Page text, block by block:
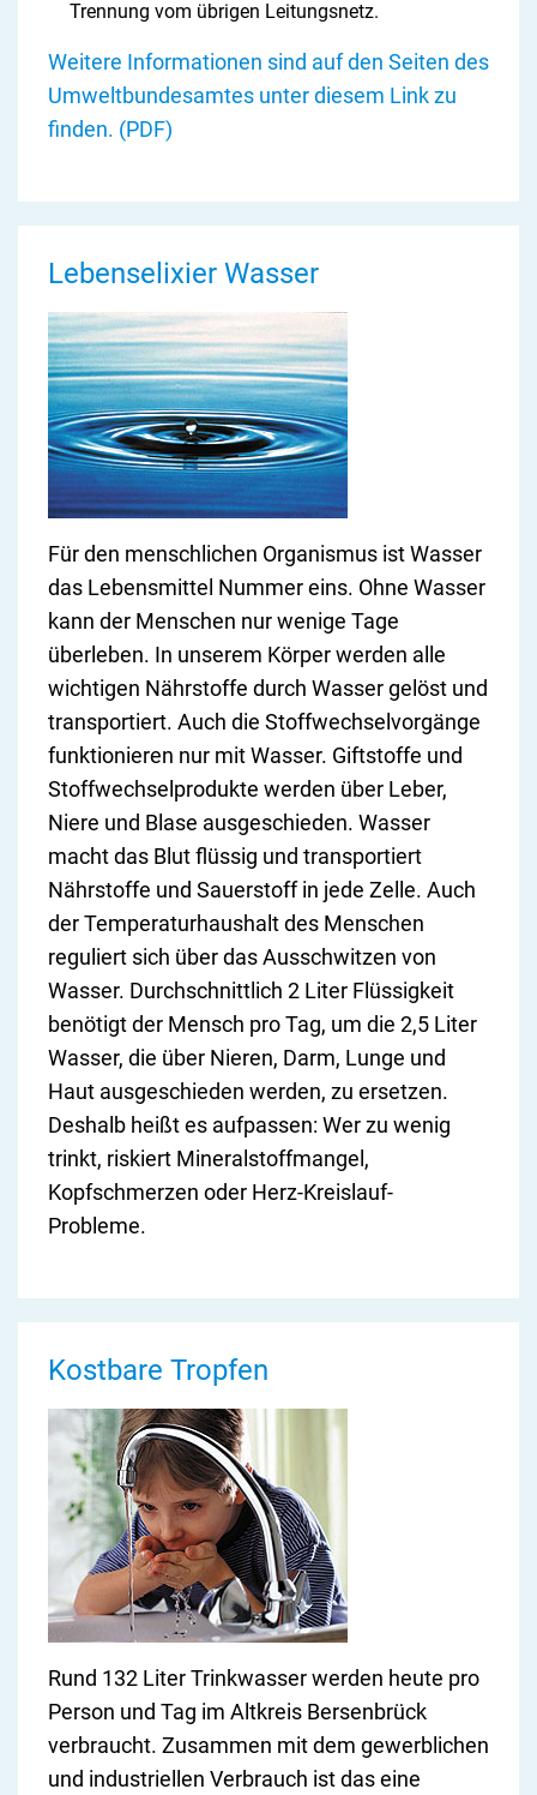
Trennung vom übrigen Leitungsnetz.
Weitere Informationen sind auf den Seiten des
Umweltbundesamtes unter diesem Link zu
finden. (PDF)
Lebenselixier Wasser
Für den menschlichen Organismus ist Wasser
das Lebensmittel Nummer eins. Ohne Wasser
kann der Menschen nur wenige Tage
überleben. In unserem Körper werden alle
wichtigen Nährstoffe durch Wasser gelöst und
transportiert. Auch die Stoffwechselvorgänge
funktionieren nur mit Wasser. Giftstoffe und
Stoffwechselprodukte werden über Leber,
Niere und Blase ausgeschieden. Wasser
macht das Blut flüssig und transportiert
Nährstoffe und Sauerstoff in jede Zelle. Auch
der Temperaturhaushalt des Menschen
reguliert sich über das Ausschwitzen von
Wasser. Durchschnittlich 2 Liter Flüssigkeit
benötigt der Mensch pro Tag, um die 2,5 Liter
Wasser, die über Nieren, Darm, Lunge und
Haut ausgeschieden werden, zu ersetzen.
Deshalb heißt es aufpassen: Wer zu wenig
trinkt, riskiert Mineralstoffmangel,
Kopfschmerzen oder Herz-Kreislauf-
Probleme.
Kostbare Tropfen
Rund 132 Liter Trinkwasser werden heute pro
Person und Tag im Altkreis Bersenbrück
verbraucht. Zusammen mit dem gewerblichen
und industriellen Verbrauch ist das eine